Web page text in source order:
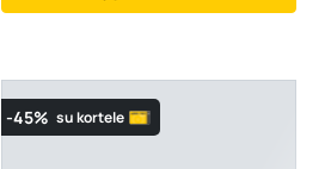
-45% su kortele